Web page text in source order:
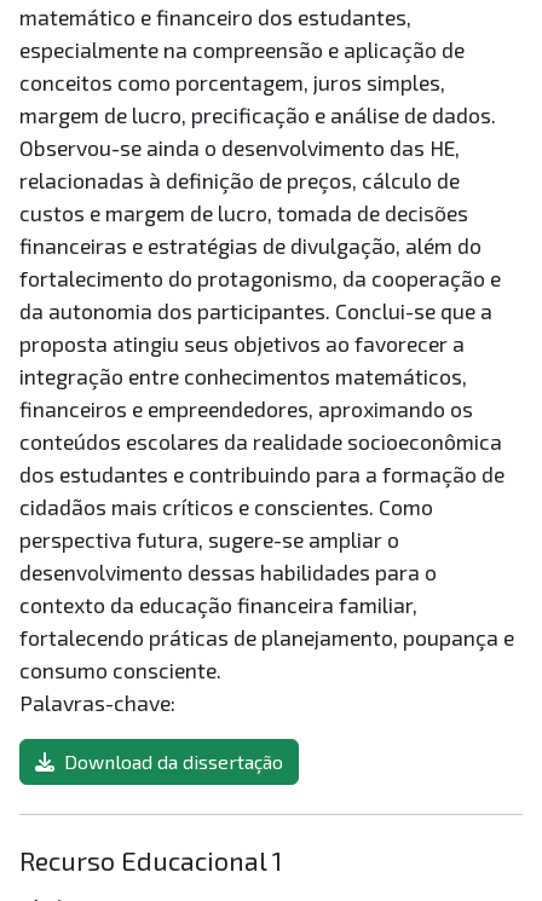
matemático e financeiro dos estudantes,
especialmente na compreensão e aplicação de
conceitos como porcentagem, juros simples,
margem de lucro, precificação e análise de dados.
Observou-se ainda o desenvolvimento das HE,
relacionadas à definição de preços, cálculo de
custos e margem de lucro, tomada de decisões
financeiras e estratégias de divulgação, além do
fortalecimento do protagonismo, da cooperação e
da autonomia dos participantes. Conclui-se que a
proposta atingiu seus objetivos ao favorecer a
integração entre conhecimentos matemáticos,
financeiros e empreendedores, aproximando os
conteúdos escolares da realidade socioeconômica
dos estudantes e contribuindo para a formação de
cidadãos mais críticos e conscientes. Como
perspectiva futura, sugere-se ampliar o
desenvolvimento dessas habilidades para o
contexto da educação financeira familiar,
fortalecendo práticas de planejamento, poupança e
consumo consciente.
Palavras-chave:
Download da dissertação
Recurso Educacional 1